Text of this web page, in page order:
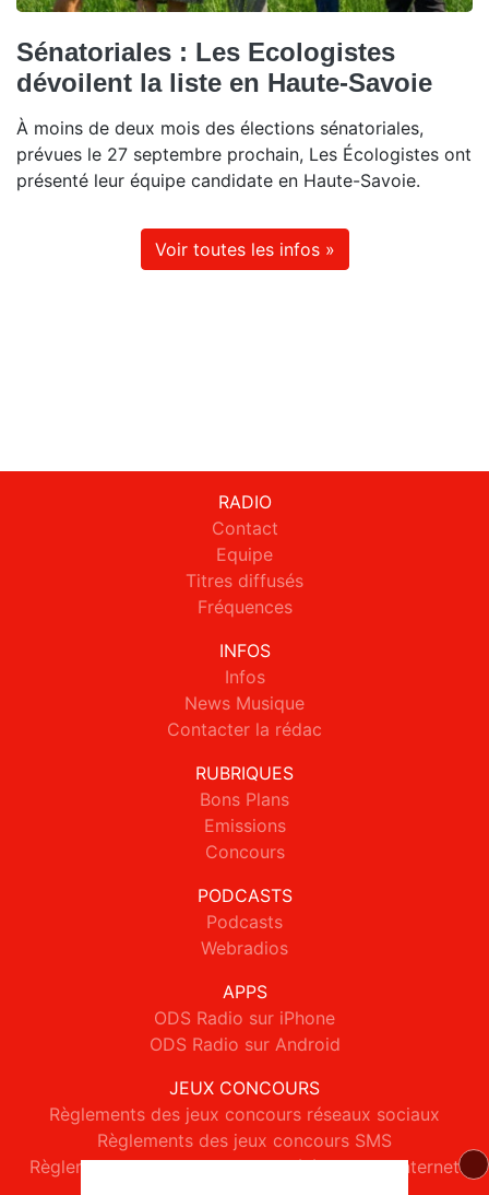
Sénatoriales : Les Ecologistes
dévoilent la liste en Haute-Savoie
À moins de deux mois des élections sénatoriales,
prévues le 27 septembre prochain, Les Écologistes ont
présenté leur équipe candidate en Haute-Savoie.
Voir toutes les infos »
RADIO
Contact
Equipe
Titres diffusés
Fréquences
INFOS
Infos
News Musique
Contacter la rédac
RUBRIQUES
Bons Plans
Emissions
Concours
PODCASTS
Podcasts
Webradios
APPS
ODS Radio sur iPhone
ODS Radio sur Android
JEUX CONCOURS
Règlements des jeux concours réseaux sociaux
Règlements des jeux concours SMS
Règlements des jeux concours téléphone et internet